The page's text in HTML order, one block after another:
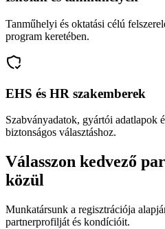
Tanműhelyi és oktatási célú
program keretében.
EHS és HR szakemberek
Szabványadatok, gyártói adatlapok
biztonságos választáshoz.
Válasszon kedvező
közül
Munkatársunk a regisztrációja
partnerprofilját és kondícióit.